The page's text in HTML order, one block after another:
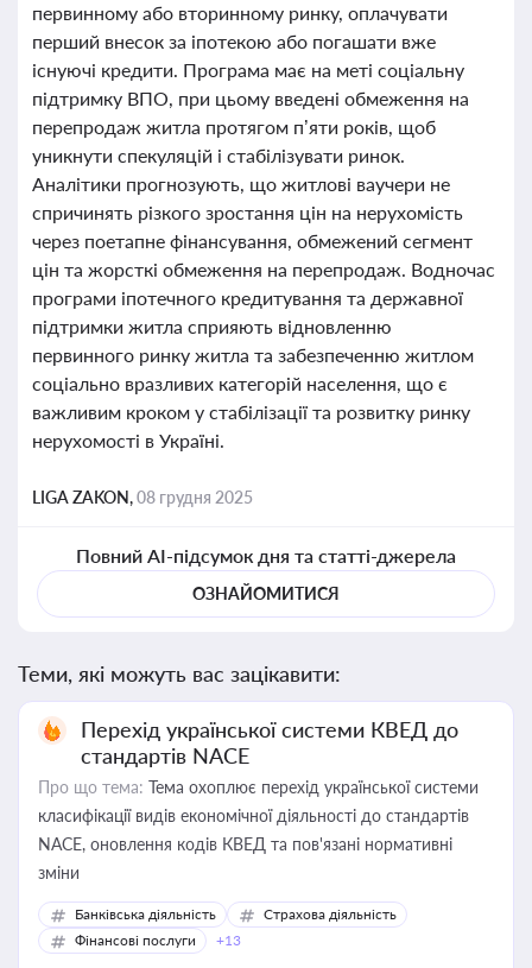
первинному або вторинному ринку, оплачувати
перший внесок за іпотекою або погашати вже
існуючі кредити. Програма має на меті соціальну
підтримку ВПО, при цьому введені обмеження на
перепродаж житла протягом п’яти років, щоб
уникнути спекуляцій і стабілізувати ринок.
Аналітики прогнозують, що житлові ваучери не
спричинять різкого зростання цін на нерухомість
через поетапне фінансування, обмежений сегмент
цін та жорсткі обмеження на перепродаж. Водночас
програми іпотечного кредитування та державної
підтримки житла сприяють відновленню
первинного ринку житла та забезпеченню житлом
соціально вразливих категорій населення, що є
важливим кроком у стабілізації та розвитку ринку
нерухомості в Україні.
LIGA ZAKON,08 грудня 2025
Повний AI-підсумок дня та статті-джерела
ОЗНАЙОМИТИСЯ
Теми, які можуть вас зацікавити:
Перехід української системи КВЕД до
стандартів NACE
Про що тема: Тема охоплює перехід української системи
класифікації видів економічної діяльності до стандартів
NACE, оновлення кодів КВЕД та пов'язані нормативні
зміни
Банківська діяльність
Страхова діяльність
Фінансові послуги
+13